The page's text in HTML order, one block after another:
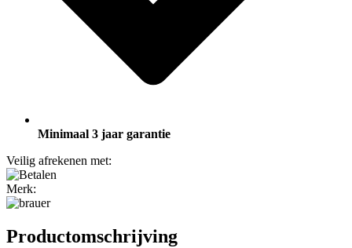
Minimaal 3 jaar garantie
Veilig afrekenen met:
Merk:
Productomschrijving